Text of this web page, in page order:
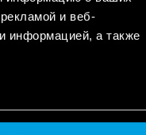
и веб-
информацией, а такжеPDF